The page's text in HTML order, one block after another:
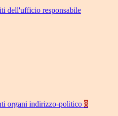
dell'ufficio responsabile
organi indirizzo-politico 8